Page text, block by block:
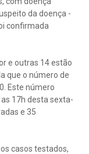
da doença -
confirmada
e outras 14 estão
que o número de
Este número
17h desta sexta-
e 35
casos testados,